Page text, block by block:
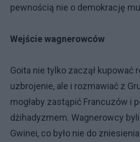
pewnością nie o demokrację
Wejście wagnerowców
Goita nie tylko zaczął kupować
uzbrojenie, ale i rozmawiać z
mogłaby zastąpić Francuzów i
dżihadyzmem. Wagnerowcy
Gwinei, co było nie do